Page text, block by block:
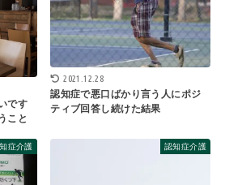
です
こと
2021.12.28
認知症で悪口ばかり言う人にポジ
ティブ回答し続けた結果
症介護 認知症介護